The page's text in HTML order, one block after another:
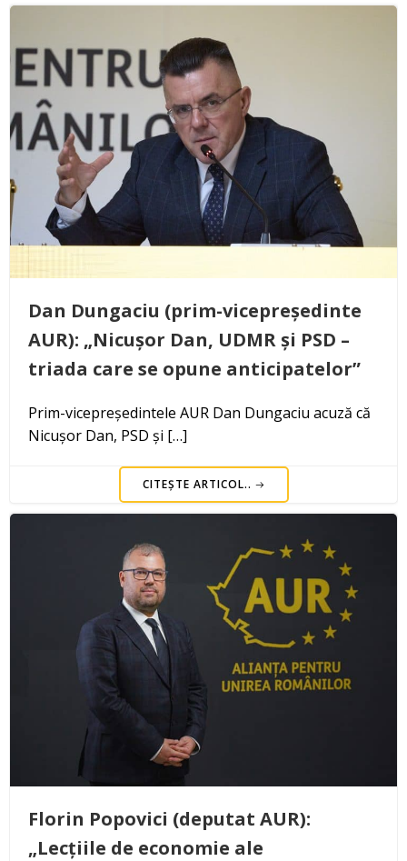
Dan Dungaciu (prim-vicepreședinte
AUR): „Nicușor Dan, UDMR și PSD –
triada care se opune anticipatelor”
Prim-vicepreședintele AUR Dan Dungaciu acuză că
Nicușor Dan, PSD și […]
CITEȘTE ARTICOL..
Florin Popovici (deputat AUR):
„Lecțiile de economie ale